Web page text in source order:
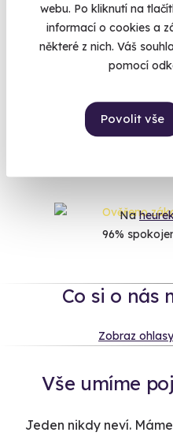
webu. Po kliknutí na
informací o cookies a
některé z nich. Váš
pomocí
Povolit vše
Radešín (+ 1 další
21 800 Kč
Na
96%
Co si o nás
Zobraz ohlasy
Vše umíme
Jeden nikdy neví.